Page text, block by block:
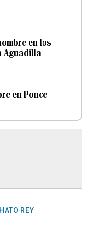
en los
Aguadilla
en Ponce
HATO REY